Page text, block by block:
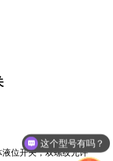
位开关，双螺纹允许
这个型号有吗？